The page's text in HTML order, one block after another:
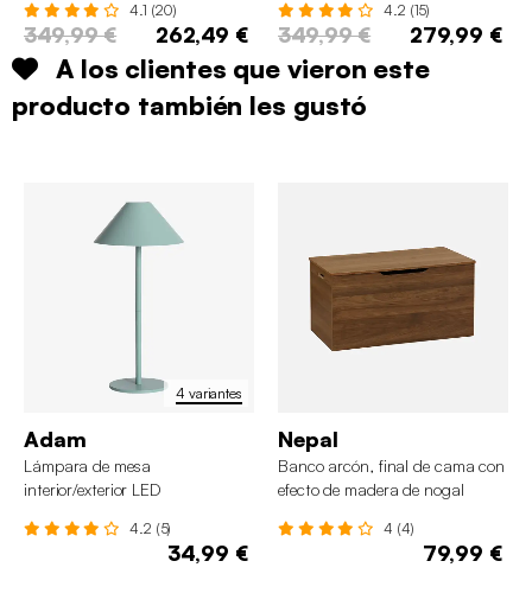
4.1 (20)
349,99 € 262,49 €
4.2 (15)
349,99 € 279,99 €
A los clientes que vieron este
producto también les gustó
4 variantes
Adam
Lámpara de mesa
interior/exterior LED
4.2 (5)
34,99 €
Nepal
Banco arcón, final de cama con
efecto de madera de nogal
4 (4)
79,99 €